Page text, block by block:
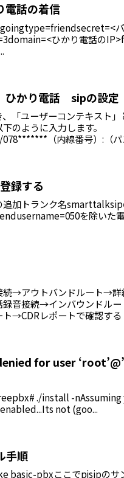
話の着信
ひかり電話の
かり電話 sipの設定
「ユーザーコンテキスト
のように入力します。
078*******（内線番号）:（
録する
加トランク名
を除いた
続→アウトバンドルート→
録音接続→インバウンドル
→CDRレポートで確認する
for user
./install -nAssuming
not (goo...
手順
basic-pbxここでpjsipのサ